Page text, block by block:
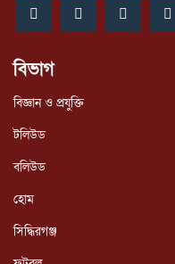
বিভাগ
বিজ্ঞান ও প্রযুক্তি
টলিউড
বলিউড
হোম
সিদ্ধিরগঞ্জ